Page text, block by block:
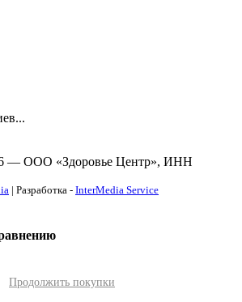
— ООО «Здоровье Центр», ИНН
| Разработка - InterMedia Service
Продолжить покупки